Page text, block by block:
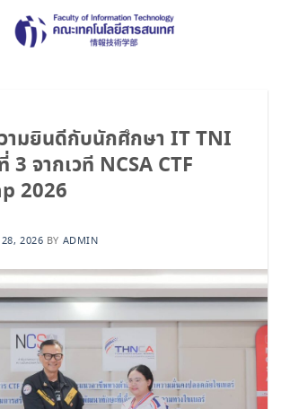
ามยินดีกับนักศึกษา IT TNI
3 จากเวที NCSA CTF
2026
28, 2026 BY ADMIN